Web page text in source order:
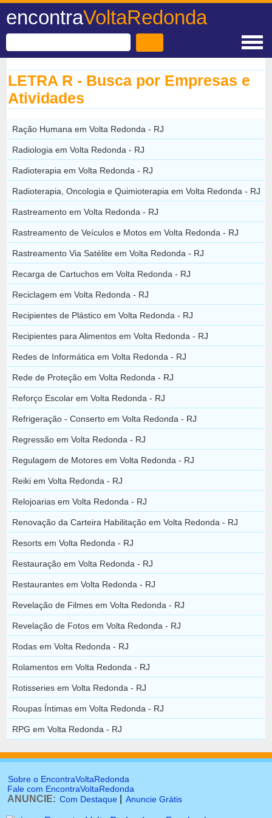
encontraVoltaRedonda
LETRA R - Busca por Empresas e
Atividades
Ração Humana em Volta Redonda - RJ
Radiologia em Volta Redonda - RJ
Radioterapia em Volta Redonda - RJ
Radioterapia, Oncologia e Quimioterapia em Volta Redonda - RJ
Rastreamento em Volta Redonda - RJ
Rastreamento de Veículos e Motos em Volta Redonda - RJ
Rastreamento Via Satélite em Volta Redonda - RJ
Recarga de Cartuchos em Volta Redonda - RJ
Reciclagem em Volta Redonda - RJ
Recipientes de Plástico em Volta Redonda - RJ
Recipientes para Alimentos em Volta Redonda - RJ
Redes de Informática em Volta Redonda - RJ
Rede de Proteção em Volta Redonda - RJ
Reforço Escolar em Volta Redonda - RJ
Refrigeração - Conserto em Volta Redonda - RJ
Regressão em Volta Redonda - RJ
Regulagem de Motores em Volta Redonda - RJ
Reiki em Volta Redonda - RJ
Relojoarias em Volta Redonda - RJ
Renovação da Carteira Habilitação em Volta Redonda - RJ
Resorts em Volta Redonda - RJ
Restauração em Volta Redonda - RJ
Restaurantes em Volta Redonda - RJ
Revelação de Filmes em Volta Redonda - RJ
Revelação de Fotos em Volta Redonda - RJ
Rodas em Volta Redonda - RJ
Rolamentos em Volta Redonda - RJ
Rotisseries em Volta Redonda - RJ
Roupas Íntimas em Volta Redonda - RJ
RPG em Volta Redonda - RJ
Sobre o EncontraVoltaRedonda
Fale com EncontraVoltaRedonda
ANUNCIE: Com Destaque Anuncie Grátis